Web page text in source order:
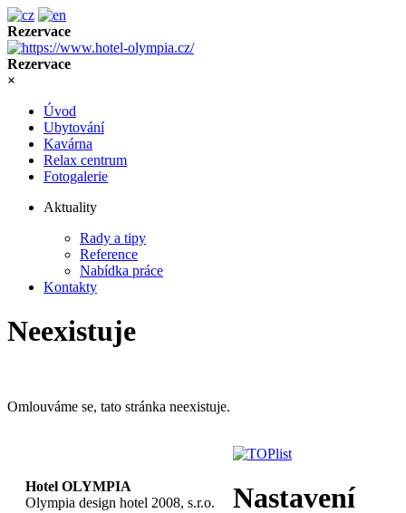
Rezervace
Rezervace
×
Úvod
Ubytování
Kavárna
Relax centrum
Fotogalerie
Aktuality
Rady a tipy
Reference
Nabídka práce
Kontakty
Neexistuje
Omlouváme se, tato stránka neexistuje.
Hotel OLYMPIA
Olympia design hotel 2008, s.r.o.
Nastavení